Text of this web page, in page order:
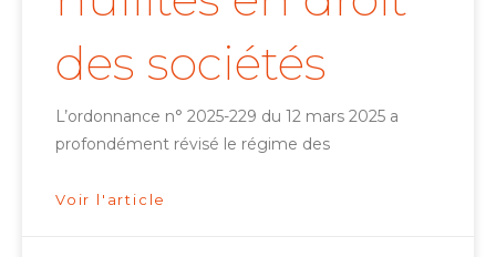
des sociétés
L’ordonnance n° 2025-229 du 12 mars 2025 a
profondément révisé le régime des
Voir l'article